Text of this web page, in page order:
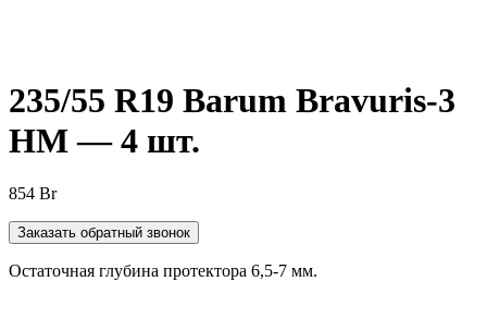
235/55 R19 Barum Bravuris-3
HM — 4 шт.
854 Br
Заказать обратный звонок
Остаточная глубина протектора 6,5-7 мм.